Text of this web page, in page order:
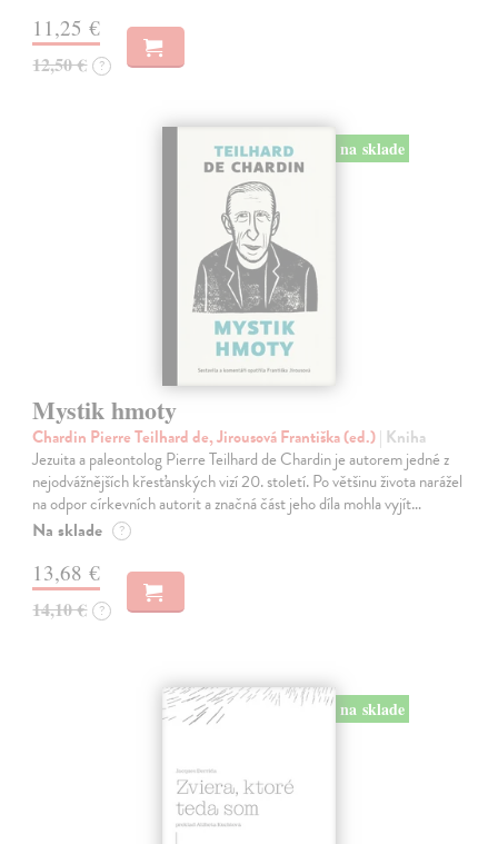
11,25 €
12,50 € ?
na sklade
Mystik hmoty
Chardin Pierre Teilhard de, Jirousová Františka (ed.)| Kniha
Jezuita a paleontolog Pierre Teilhard de Chardin je autorem jedné z
nejodvážnějších křesťanských vizí 20. století. Po většinu života narážel
na odpor církevních autorit a značná část jeho díla mohla vyjít…
Na sklade ?
13,68 €
14,10 € ?
na sklade